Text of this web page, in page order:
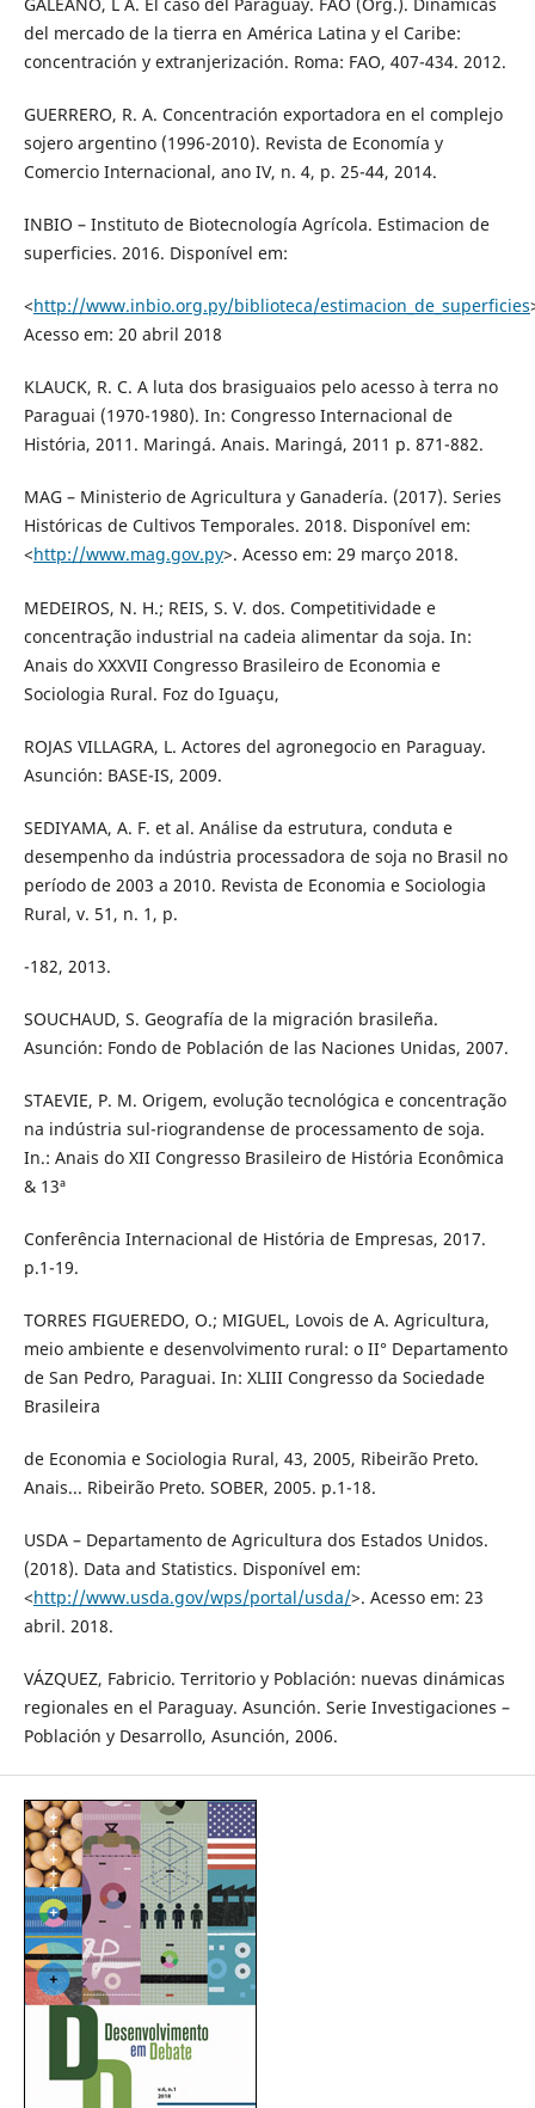
GALEANO, L A. El caso del Paraguay. FAO (Org.). Dinámicas
del mercado de la tierra en América Latina y el Caribe:
concentración y extranjerización. Roma: FAO, 407-434. 2012.
GUERRERO, R. A. Concentración exportadora en el complejo
sojero argentino (1996-2010). Revista de Economía y
Comercio Internacional, ano IV, n. 4, p. 25-44, 2014.
INBIO – Instituto de Biotecnología Agrícola. Estimacion de
superficies. 2016. Disponível em:
<http://www.inbio.org.py/biblioteca/estimacion_de_superficies
Acesso em: 20 abril 2018
KLAUCK, R. C. A luta dos brasiguaios pelo acesso à terra no
Paraguai (1970-1980). In: Congresso Internacional de
História, 2011. Maringá. Anais. Maringá, 2011 p. 871-882.
MAG – Ministerio de Agricultura y Ganadería. (2017). Series
Históricas de Cultivos Temporales. 2018. Disponível em:
<http://www.mag.gov.py>. Acesso em: 29 março 2018.
MEDEIROS, N. H.; REIS, S. V. dos. Competitividade e
concentração industrial na cadeia alimentar da soja. In:
Anais do XXXVII Congresso Brasileiro de Economia e
Sociologia Rural. Foz do Iguaçu,
ROJAS VILLAGRA, L. Actores del agronegocio en Paraguay.
Asunción: BASE-IS, 2009.
SEDIYAMA, A. F. et al. Análise da estrutura, conduta e
desempenho da indústria processadora de soja no Brasil no
período de 2003 a 2010. Revista de Economia e Sociologia
Rural, v. 51, n. 1, p.
-182, 2013.
SOUCHAUD, S. Geografía de la migración brasileña.
Asunción: Fondo de Población de las Naciones Unidas, 2007.
STAEVIE, P. M. Origem, evolução tecnológica e concentração
na indústria sul-riograndense de processamento de soja.
In.: Anais do XII Congresso Brasileiro de História Econômica
& 13ª
Conferência Internacional de História de Empresas, 2017.
p.1-19.
TORRES FIGUEREDO, O.; MIGUEL, Lovois de A. Agricultura,
meio ambiente e desenvolvimento rural: o II° Departamento
de San Pedro, Paraguai. In: XLIII Congresso da Sociedade
Brasileira
de Economia e Sociologia Rural, 43, 2005, Ribeirão Preto.
Anais... Ribeirão Preto. SOBER, 2005. p.1-18.
USDA – Departamento de Agricultura dos Estados Unidos.
(2018). Data and Statistics. Disponível em:
<http://www.usda.gov/wps/portal/usda/>. Acesso em: 23
abril. 2018.
VÁZQUEZ, Fabricio. Territorio y Población: nuevas dinámicas
regionales en el Paraguay. Asunción. Serie Investigaciones –
Población y Desarrollo, Asunción, 2006.